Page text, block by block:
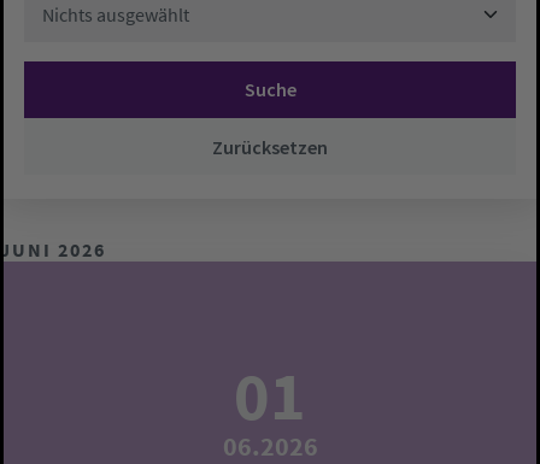
Nichts ausgewählt
Suche
Zurücksetzen
JUNI 2026
01
06.2026